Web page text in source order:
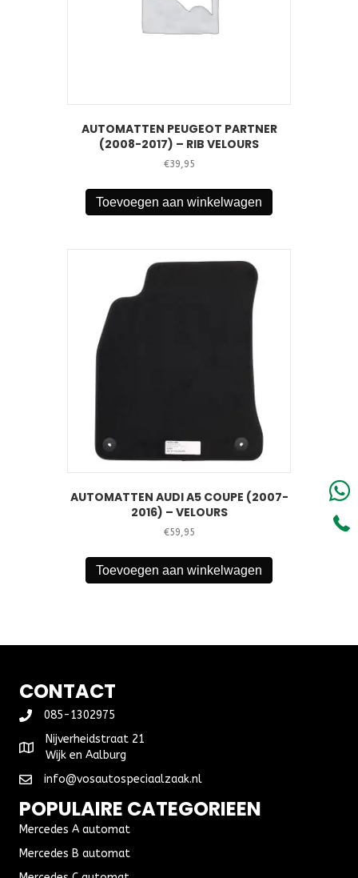
AUTOMATTEN PEUGEOT PARTNER
(2008-2017) – RIB VELOURS
€39,95
Toevoegen aan winkelwagen
AUTOMATTEN AUDI A5 COUPE (2007-
2016) – VELOURS
€59,95
Toevoegen aan winkelwagen
CONTACT
085-1302975
Nijverheidstraat 21
Wijk en Aalburg
info@vosautospeciaalzaak.nl
POPULAIRE CATEGORIEEN
Mercedes A automat
Mercedes B automat